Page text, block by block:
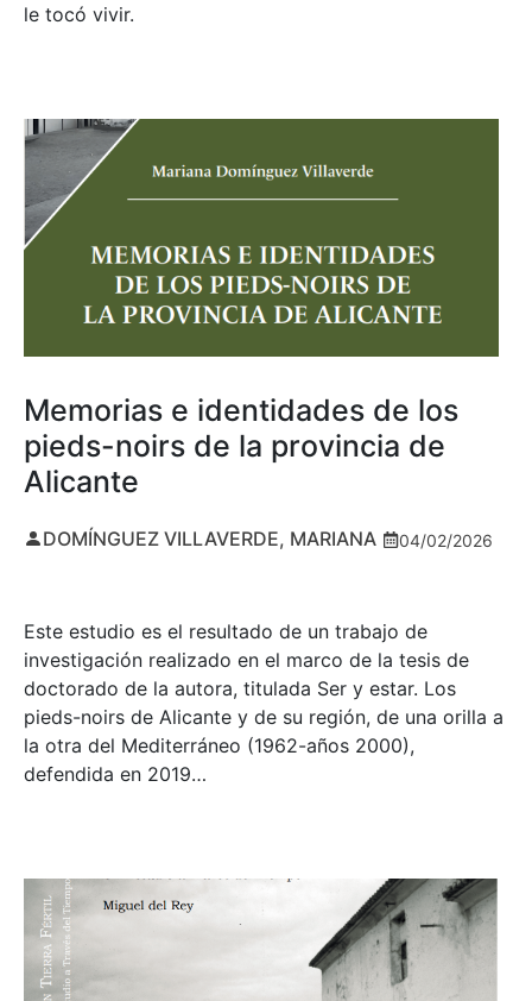
le tocó vivir.
Memorias e identidades de los
pieds-noirs de la provincia de
Alicante
DOMÍNGUEZ VILLAVERDE, MARIANA 04/02/2026
Este estudio es el resultado de un trabajo de
investigación realizado en el marco de la tesis de
doctorado de la autora, titulada Ser y estar. Los
pieds-noirs de Alicante y de su región, de una orilla a
la otra del Mediterráneo (1962-años 2000),
defendida en 2019…